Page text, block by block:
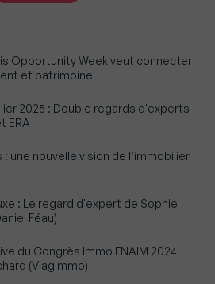
Opportunity Week veut connecter
et patrimoine
2025 : Double regards d'experts
ERA
une nouvelle vision de l’immobilier
: Le regard d'expert de Sophie
Féau)
du Congrès Immo FNAIM 2024
(Viagimmo)